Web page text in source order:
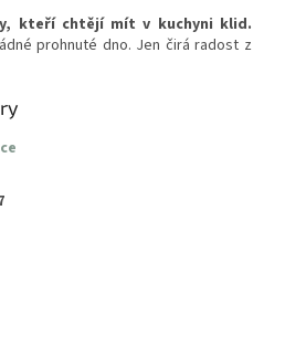
kteří chtějí mít v kuchyni klid.
prohnuté dno. Jen čirá radost z